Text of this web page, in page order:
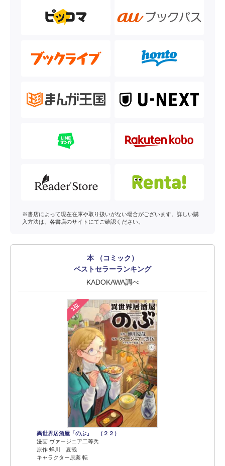
※書店によって現在在庫や取り扱いがない場合がございます。詳しい購
入方法は、各書店のサイトにてご確認ください。
本 （コミック）
ベストセラーランキング
KADOKAWA調べ
1位
異世界居酒屋「のぶ」 （２２）
漫画 ヴァージニア二等兵
原作 蝉川 夏哉
キャラクター原案 転